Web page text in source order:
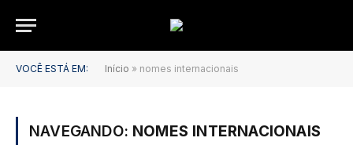
VOCÊ ESTÁ EM: Início » nomes internacionais
NAVEGANDO: NOMES INTERNACIONAIS